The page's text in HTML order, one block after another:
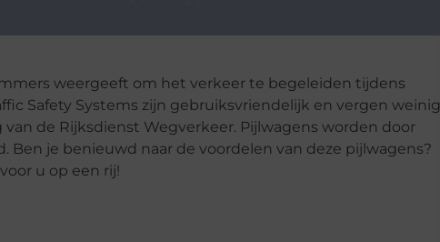
weergeeft om het verkeer te begeleiden tijdens
Safety Systems zijn gebruiksvriendelijk en vergen weinig
de Rijksdienst Wegverkeer. Pijlwagens worden door
Ben je benieuwd naar de voordelen van deze pijlwagens?
u op een rij!